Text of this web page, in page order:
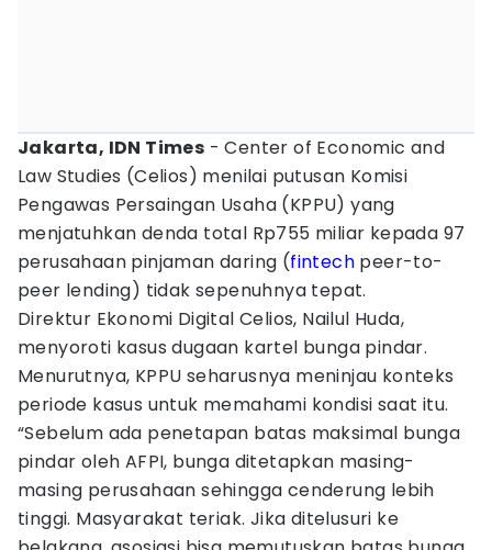
Jakarta, IDN Times - Center of Economic and
Law Studies (Celios) menilai putusan Komisi
Pengawas Persaingan Usaha (KPPU) yang
menjatuhkan denda total Rp755 miliar kepada 97
perusahaan pinjaman daring (fintech peer-to-
peer lending) tidak sepenuhnya tepat.
Direktur Ekonomi Digital Celios, Nailul Huda,
menyoroti kasus dugaan kartel bunga pindar.
Menurutnya, KPPU seharusnya meninjau konteks
periode kasus untuk memahami kondisi saat itu.
“Sebelum ada penetapan batas maksimal bunga
pindar oleh AFPI, bunga ditetapkan masing-
masing perusahaan sehingga cenderung lebih
tinggi. Masyarakat teriak. Jika ditelusuri ke